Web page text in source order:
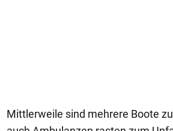
Mittlerweile sind mehrere Boote